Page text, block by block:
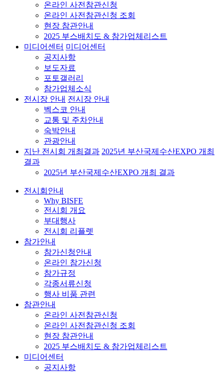
온라인 사전참관신청
온라인 사전참관신청 조회
현장 참관안내
2025 부스배치도 & 참가업체리스트
미디어센터 미디어센터
공지사항
보도자료
포토갤러리
참가업체소식
전시장 안내 전시장 안내
벡스코 안내
교통 및 주차안내
숙박안내
관광안내
지난 전시회 개최결과 2025년 부산국제수산EXPO 개최
결과
2025년 부산국제수산EXPO 개최 결과
전시회안내
Why BISFE
전시회 개요
부대행사
전시회 리플렛
참가안내
참가신청안내
온라인 참가신청
참가규정
각종서류신청
행사 비품 관련
참관안내
온라인 사전참관신청
온라인 사전참관신청 조회
현장 참관안내
2025 부스배치도 & 참가업체리스트
미디어센터
공지사항